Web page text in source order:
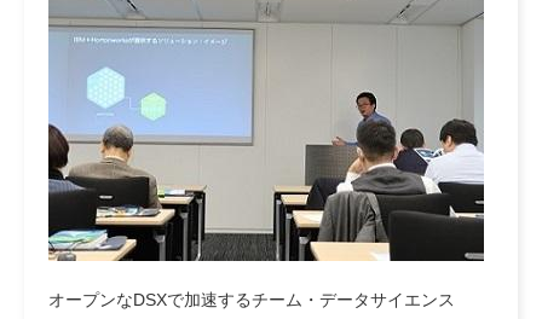
オープンなDSXで加速するチーム・データサイエンス